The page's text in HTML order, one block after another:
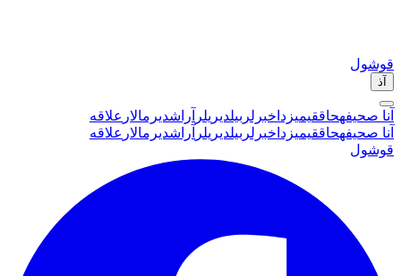
قوشول
آذ
آنا صحیفهحاققیمیزدا خبرلر بیلدیریلر آراشدیرمالار علاقه
آنا صحیفهحاققیمیزدا خبرلر بیلدیریلر آراشدیرمالار علاقه
قوشول